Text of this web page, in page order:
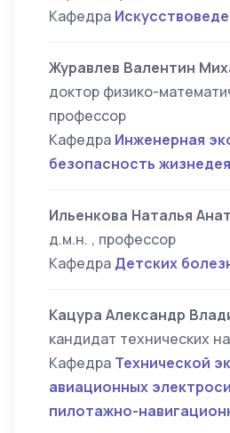
Кафедра
Журавлев Валентин
доктор физико-
профессор
Кафедра Инженерная
безопасность
Ильенкова Наталья
д.м.н. , профессор
Кафедра Детских
Кацура Александр
кандидат технических
Кафедра Технической
авиационных
пилотажно-